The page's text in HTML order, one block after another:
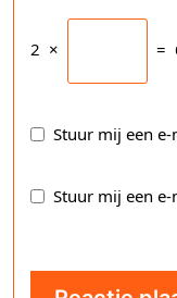
2 × =
Stuur mij een
Stuur mij een